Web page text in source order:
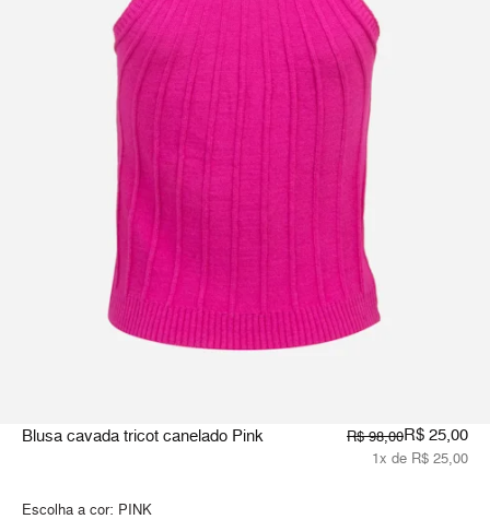
Blusa cavada tricot canelado Pink R$ 98,00R$ 25,00
1x de R$ 25,00
Escolha a cor: PINK